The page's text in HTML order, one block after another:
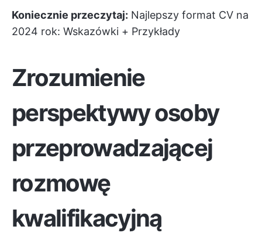
Koniecznie przeczytaj: Najlepszy format CV na
2024 rok: Wskazówki + Przykłady
Zrozumienie
perspektywy osoby
przeprowadzającej
rozmowę
kwalifikacyjną